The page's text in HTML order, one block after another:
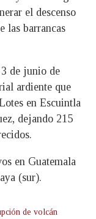
el descenso
las barrancas
de junio de
ardiente que
en Escuintla
dejando 215
en Guatemala
(sur).
de volcán